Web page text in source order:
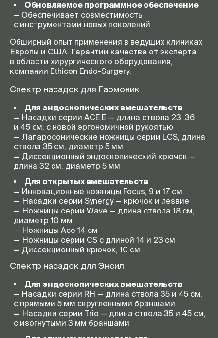
Обновляемое программное обеспечение
— Обеспечивает совместимость
с инструментами новых поколений
Обширный опыт применения в ведущих клиниках
Европы и США. Гарантии качества от эксперта
в области хирургического оборудования,
компании Ethicon Endo-Surgery.
Спектр насадок для Гармоник
Для эндоскопических вмешательств
— Насадки серии ACE E — длина ствола 23, 36
и 45 см, с новой эргономичной рукоятью
— Лапаросонические ножницы серии LCS, длина
ствола 35 см, диаметр 5 мм
— Диссекционный эндоскопический крючок —
длина 32 см, диаметр 5 мм
Для открытых вмешательств
— Инновационные ножницы Focus, 9 и 17 см
— Насадки серии Synergy — крючок и лезвие
— Ножницы серии Wave — длина ствола 18 см,
диаметр 10 мм
— Ножницы Ace 14 см
— Ножницы серии CS с длиной 14 и 23 см
— Диссекционный крючок, 10 см
Спектр насадок для Энсил
Для эндоскопических вмешательств
— Насадки серии RH — длина ствола 35 и 45 см,
с прямыми 5 мм скругленными браншами
— Насадки серии Trio — длина ствола 35 и 45 см,
с изогнутыми 3 мм браншами